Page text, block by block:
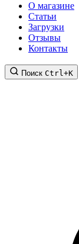
О магазине
Статьи
Загрузки
Отзывы
Контакты
Поиск Ctrl+K